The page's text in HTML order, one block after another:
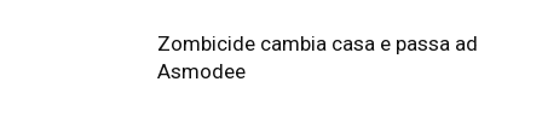
Zombicide cambia casa e passa ad
Asmodee